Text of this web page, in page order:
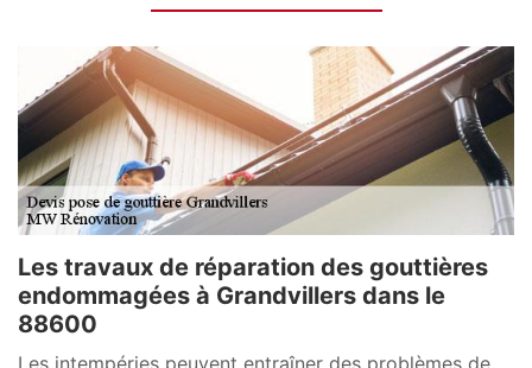
Les travaux de réparation des gouttières
endommagées à Grandvillers dans le
88600
Les intempéries peuvent entraîner des problèmes de